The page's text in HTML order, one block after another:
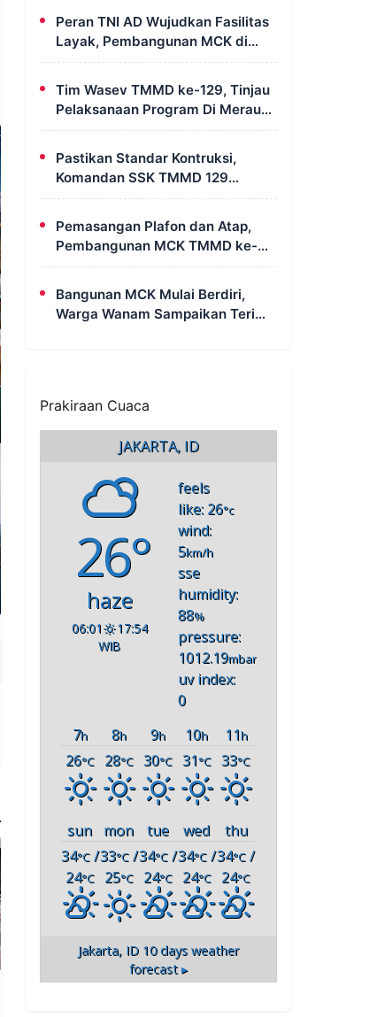
Peran TNI AD Wujudkan Fasilitas
Layak, Pembangunan MCK di
Dusun Serapu Rampung
Dikerjakan
Tim Wasev TMMD ke-129, Tinjau
Pelaksanaan Program Di Merauke
– Papua Selatan
Pastikan Standar Kontruksi,
Komandan SSK TMMD 129
Intensif Awasi Pembangunan
Pemasangan Plafon dan Atap,
Pembangunan MCK TMMD ke-
129 di Kampung Wanam Hampir
Bangunan MCK Mulai Berdiri,
Warga Wanam Sampaikan Terima
Prakiraan Cuaca
JAKARTA, ID
26°
haze
06:01
17:54
WIB
feels
like: 26°c
wind:
5km/h
sse
humidity:
88%
pressure:
1012.19mbar
uv index:
0
7h 8h 9h 10h 11h
26°C 28°C 30°C 31°C 33°C
sun mon tue wed
thu
34°C/
24°C
33°C/
25°C
34°C/
24°C
34°C/
24°C
34°C /
24°C
Jakarta, ID 10 days weather
forecast ▸